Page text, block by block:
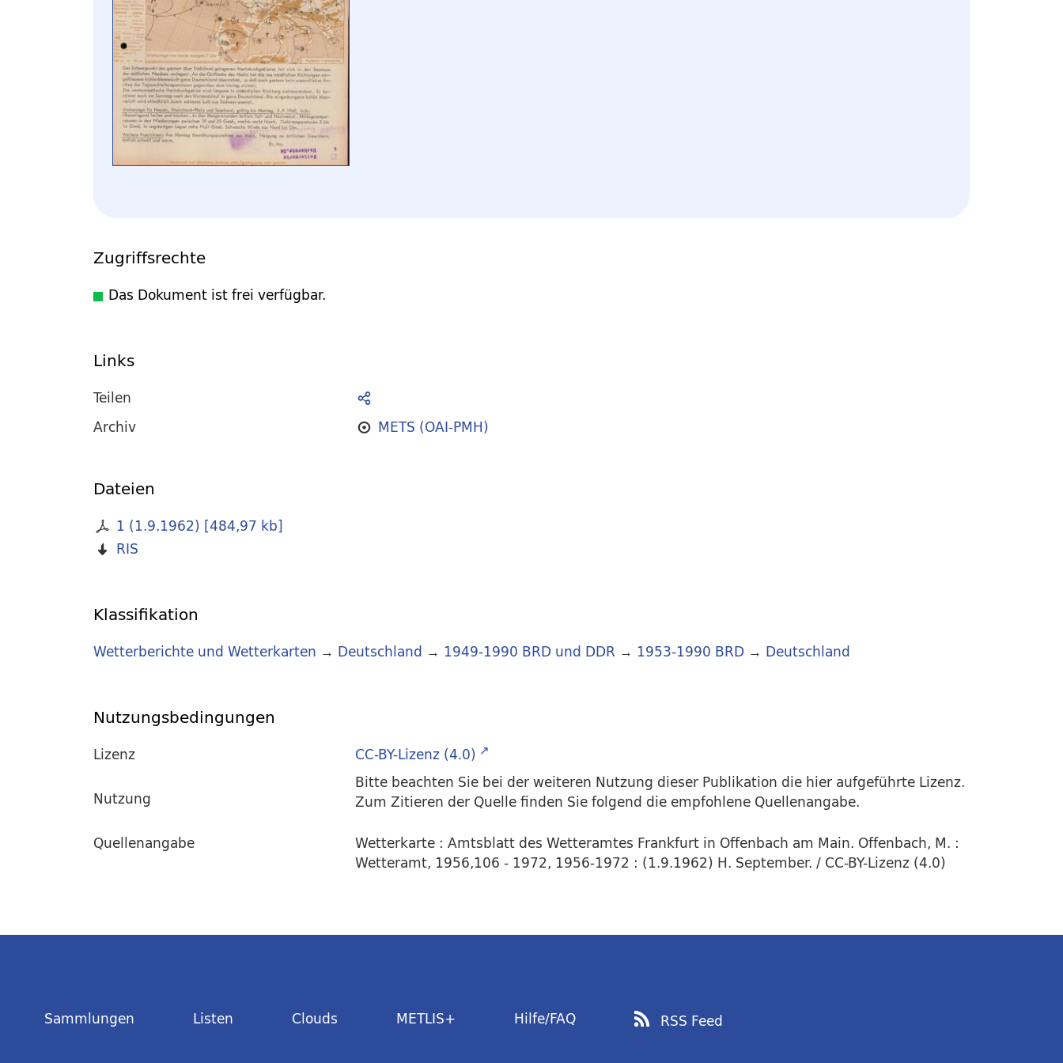
Zugriffsrechte
Das Dokument ist frei verfügbar.
Links
Teilen
Archiv
METS (OAI-PMH)
Dateien
1 (1.9.1962) [484,97 kb]
RIS
Klassifikation
Wetterberichte und Wetterkarten → Deutschland → 1949-1990 BRD und DDR → 1953-1990 BRD → Deutschland
Nutzungsbedingungen
Lizenz
CC-BY-Lizenz (4.0)
Nutzung
Bitte beachten Sie bei der weiteren Nutzung dieser Publikation die hier aufgeführte Lizenz.
Zum Zitieren der Quelle finden Sie folgend die empfohlene Quellenangabe.
Quellenangabe
Wetterkarte : Amtsblatt des Wetteramtes Frankfurt in Offenbach am Main. Offenbach, M. :
Wetteramt, 1956,106 - 1972, 1956-1972 : (1.9.1962) H. September. / CC-BY-Lizenz (4.0)
Sammlungen Listen Clouds METLIS+ Hilfe/FAQ RSS Feed